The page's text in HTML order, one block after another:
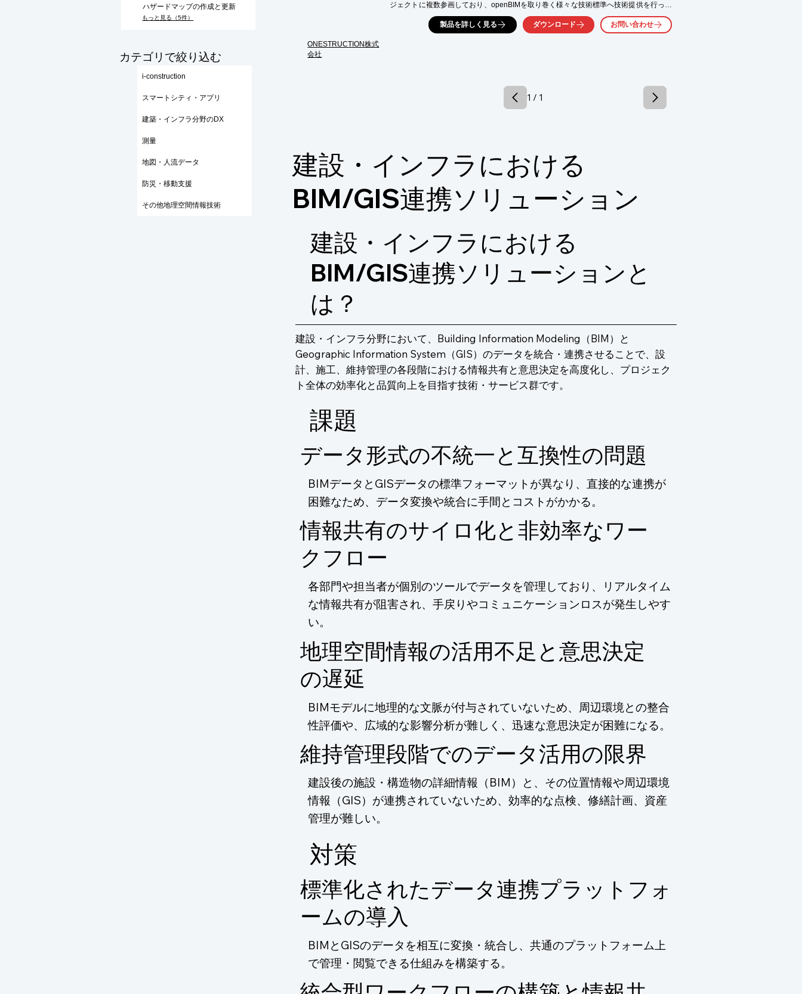
ハザードマップの作成と更新
もっと見る（5件）
​カテゴリで絞り込む
i-construction
スマートシティ・アプリ
建築・インフラ分野のDX
測量
地図・人流データ
防災・移動支援
その他地理空間情報技術
ONESTRUCTION株式
会社
ジェクトに複数参画しており、openBIMを取り巻く様々な技術標準へ技術提供を行って
また、buildingSMART Internationalの日本支部であるbuildingSMART Japanの最大スポ
されるopenBIMの技術標準の設計、知見の配信などを行っています。
製品を詳しく見る ダウンロード お問い合わせ
1 / 1
建設・インフラにおける
BIM/GIS連携ソリューション
建設・インフラにおける
BIM/GIS連携ソリューションと
は？
建設・インフラ分野において、Building Information Modeling（BIM）と
Geographic Information System（GIS）のデータを統合・連携させることで、設
計、施工、維持管理の各段階における情報共有と意思決定を高度化し、プロジェク
ト全体の効率化と品質向上を目指す技術・サービス群です。
​課題
データ形式の不統一と互換性の問題
BIMデータとGISデータの標準フォーマットが異なり、直接的な連携が
困難なため、データ変換や統合に手間とコストがかかる。
情報共有のサイロ化と非効率なワー
クフロー
各部門や担当者が個別のツールでデータを管理しており、リアルタイム
な情報共有が阻害され、手戻りやコミュニケーションロスが発生しやす
い。
地理空間情報の活用不足と意思決定
の遅延
BIMモデルに地理的な文脈が付与されていないため、周辺環境との整合
性評価や、広域的な影響分析が難しく、迅速な意思決定が困難になる。
維持管理段階でのデータ活用の限界
建設後の施設・構造物の詳細情報（BIM）と、その位置情報や周辺環境
情報（GIS）が連携されていないため、効率的な点検、修繕計画、資産
管理が難しい。
​対策
標準化されたデータ連携プラットフォ
ームの導入
BIMとGISのデータを相互に変換・統合し、共通のプラットフォーム上
で管理・閲覧できる仕組みを構築する。